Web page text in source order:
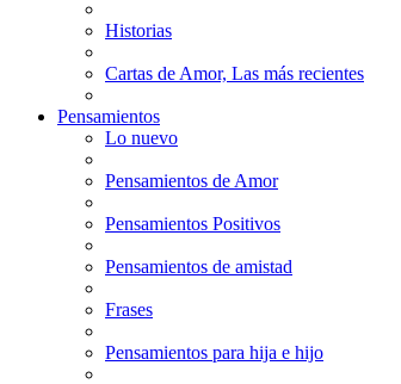
Historias
Cartas de Amor, Las más recientes
Pensamientos
Lo nuevo
Pensamientos de Amor
Pensamientos Positivos
Pensamientos de amistad
Frases
Pensamientos para hija e hijo